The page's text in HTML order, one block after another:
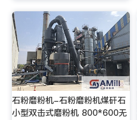
石粉磨粉机-石粉磨粉机煤矸石
小型双击式磨粉机 800*600无